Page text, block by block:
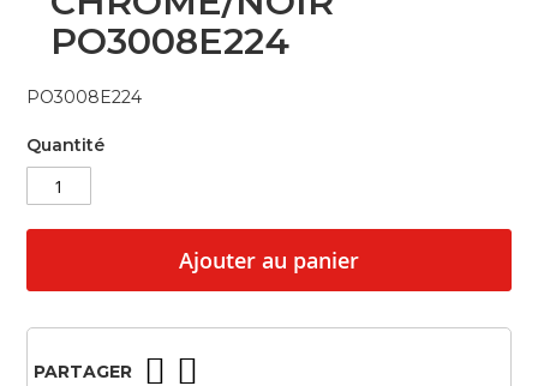
beginning
the
images
gallery
PO3008E224
PO3008E224
Quantité
Ajouter au panier
PARTAGER